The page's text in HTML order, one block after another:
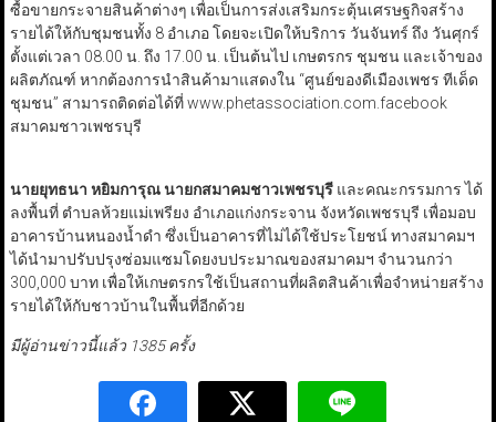
ซื้อขายกระจายสินค้าต่างๆ เพื่อเป็นการส่งเสริมกระตุ้นเศรษฐกิจสร้าง
รายได้ให้กับชุมชนทั้ง 8 อำเภอ โดยจะเปิดให้บริการ วันจันทร์ ถึง วันศุกร์
ตั้งแต่เวลา 08.00 น. ถึง 17.00 น. เป็นต้นไป เกษตรกร ชุมชน และเจ้าของ
ผลิตภัณฑ์ หากต้องการนำสินค้ามาแสดงใน “ศูนย์ของดีเมืองเพชร ทีเด็ด
ชุมชน” สามารถติดต่อได้ที่ www.phetassociation.com.facebook
สมาคมชาวเพชรบุรี
นายยุทธนา หยิมการุณ นายกสมาคมชาวเพชรบุรีและคณะกรรมการ ได้
ลงพื้นที่ ตำบลห้วยแม่เพรียง อำเภอแก่งกระจาน จังหวัดเพชรบุรี เพื่อมอบ
อาคารบ้านหนองน้ำดำ ซึ่งเป็นอาคารที่ไม่ได้ใช้ประโยชน์ ทางสมาคมฯ
ได้นำมาปรับปรุงซ่อมแซมโดยงบประมาณของสมาคมฯ จำนวนกว่า
300,000 บาท เพื่อให้เกษตรกรใช้เป็นสถานที่ผลิตสินค้าเพื่อจำหน่ายสร้าง
รายได้ให้กับชาวบ้านในพื้นที่อีกด้วย
มีผู้อ่านข่าวนี้แล้ว 1385 ครั้ง